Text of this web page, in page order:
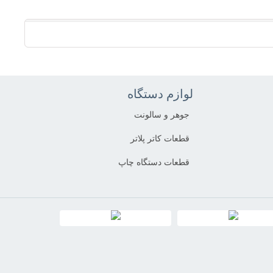
لوازم دستگاه
جوهر و سالونت
قطعات کاتر پلاتر
قطعات دستگاه چاپ